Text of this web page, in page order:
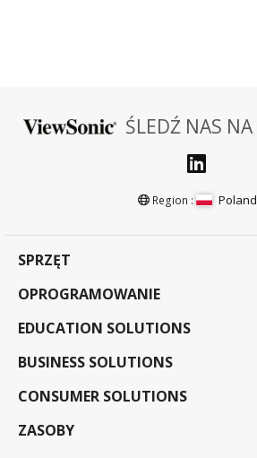
ŚLEDŹ NAS NA
Region : Poland
SPRZĘT
OPROGRAMOWANIE
EDUCATION SOLUTIONS
BUSINESS SOLUTIONS
CONSUMER SOLUTIONS
ZASOBY